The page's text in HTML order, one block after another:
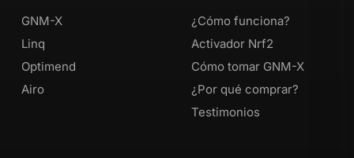
GNM-X
Linq
Optimend
Airo
¿Cómo funciona?
Activador Nrf2
Cómo tomar GNM-X
¿Por qué comprar?
Testimonios